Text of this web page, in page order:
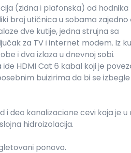
(zidna i plafonska) od hodnika
broj utičnica u sobama zajedno
dve kutije, jedna strujna sa
za TV i internet modem. Iz
i dva izlaza u dnevnoj sobi.
HDMI Cat 6 kabal koji je
buizirima da bi se izbegle
deo kanalizacione cevi koja je u
hidroizolacija.
ponovo.